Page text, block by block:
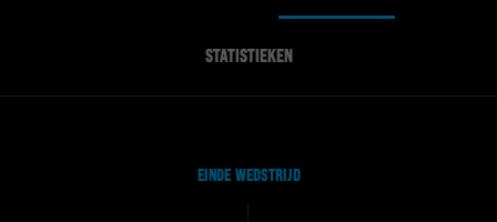
STATISTIEKEN
EINDE WEDSTRIJD